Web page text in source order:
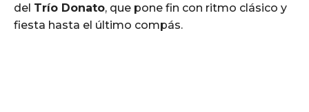
del Trío Donato, que pone fin con ritmo clásico y
fiesta hasta el último compás.